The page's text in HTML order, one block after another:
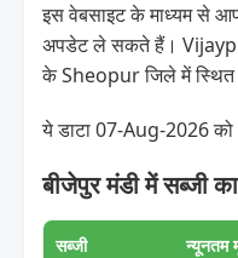
इस वेबसाइट के माध्यम से
अपडेट ले सकते हैं।
के Sheopur जिले में स्थित
ये डाटा 07-Aug-2026 को
बीजेपुर मंडी में सब्जी
सब्जी न्यूनतम